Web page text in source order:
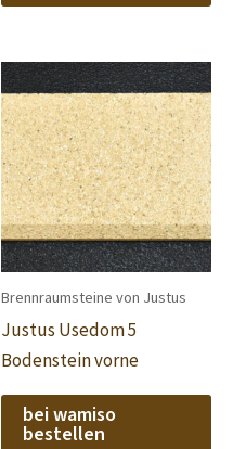
Brennraumsteine von Justus
Justus Usedom 5
Bodenstein vorne
bei wamiso
bestellen